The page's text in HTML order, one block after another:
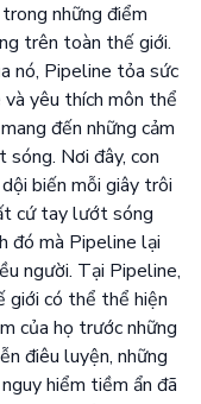
những điểm
trên toàn thế giới.
nó, Pipeline tỏa sức
yêu thích môn thể
đến những cảm
Nơi đây, con
biến mỗi giây trôi
cứ tay lướt sóng
đó mà Pipeline lại
người. Tại Pipeline,
giới có thể thể hiện
của họ trước những
điêu luyện, những
hiểm tiềm ẩn đã